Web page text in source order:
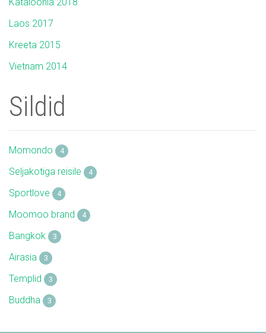
Kataloonia 2018
Laos 2017
Kreeta 2015
Vietnam 2014
Sildid
Momondo 4
Seljakotiga reisile 4
Sportlove 4
Moomoo brand 4
Bangkok 3
Airasia 3
Templid 3
Buddha 3